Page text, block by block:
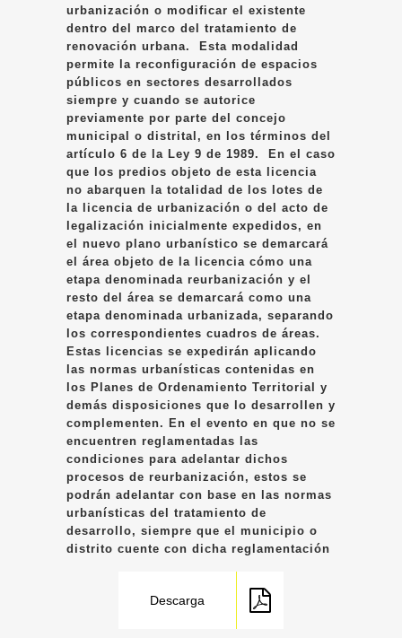
urbanización o modificar el existente
dentro del marco del tratamiento de
renovación urbana. Esta modalidad
permite la reconfiguración de espacios
públicos en sectores desarrollados
siempre y cuando se autorice
previamente por parte del concejo
municipal o distrital, en los términos del
artículo 6 de la Ley 9 de 1989. En el caso
que los predios objeto de esta licencia
no abarquen la totalidad de los lotes de
la licencia de urbanización o del acto de
legalización inicialmente expedidos, en
el nuevo plano urbanístico se demarcará
el área objeto de la licencia cómo una
etapa denominada reurbanización y el
resto del área se demarcará como una
etapa denominada urbanizada, separando
los correspondientes cuadros de áreas.
Estas licencias se expedirán aplicando
las normas urbanísticas contenidas en
los Planes de Ordenamiento Territorial y
demás disposiciones que lo desarrollen y
complementen. En el evento en que no se
encuentren reglamentadas las
condiciones para adelantar dichos
procesos de reurbanización, estos se
podrán adelantar con base en las normas
urbanísticas del tratamiento de
desarrollo, siempre que el municipio o
distrito cuente con dicha reglamentación
Descarga